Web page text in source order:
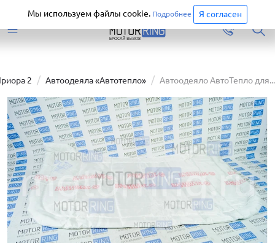
Перейти
2 Автоодеяла «Автотепло» Автоодеяло АвтоТепло для...
Мы используем файлы cookie. Подробнее Я согласен